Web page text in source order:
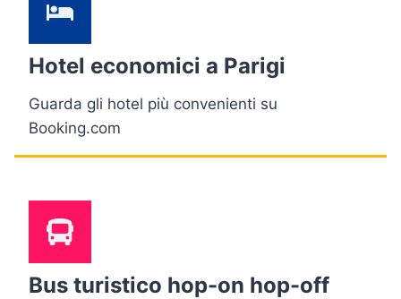
Hotel economici a Parigi
Guarda gli hotel più convenienti su
Booking.com
Bus turistico hop-on hop-off